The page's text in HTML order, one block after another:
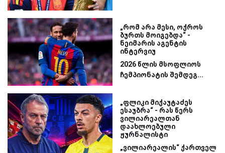
„რომ არა მესი, ოქროს
ბურთს მოიგებდა“ -
ნეიმარის აგენტის
ინტერვიუ
2026 წლის მსოფლიოს
ჩემპიონატის შემდეგ...
„ფლიკი მიქაუტაძეს
ესაუბრა“ - რას წერს
ვილიარეალთან
დაახლოებული
ჟურნალისტი
„ვილიარეალის“ ქართველ